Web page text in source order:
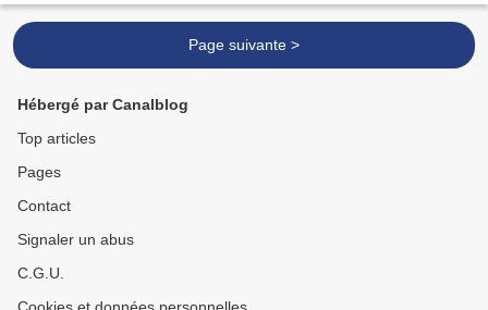
Page suivante >
Hébergé par Canalblog
Top articles
Pages
Contact
Signaler un abus
C.G.U.